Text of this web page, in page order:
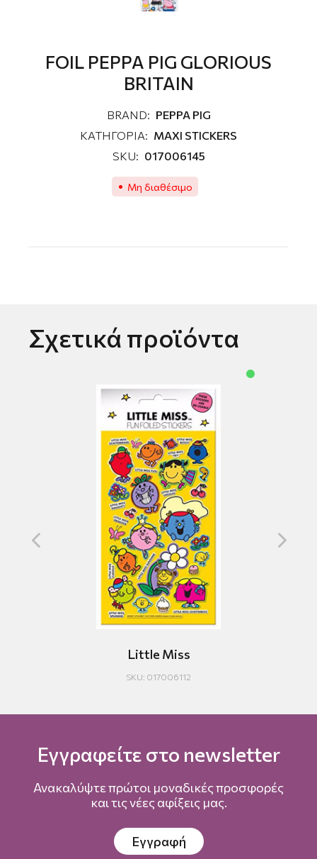
FOIL PEPPA PIG GLORIOUS
BRITAIN
BRAND: PEPPA PIG
ΚΑΤΗΓΟΡΙΑ: MAXI STICKERS
SKU: 017006145
Μη διαθέσιμο
Σχετικά προϊόντα
Little Miss
SKU: 017006112
Εγγραφείτε στο newsletter
Ανακαλύψτε πρώτοι μοναδικές προσφορές
και τις νέες αφίξεις μας.
Εγγραφή